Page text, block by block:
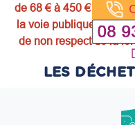
de 68 € à 450 € voire
la voie publique. La
de non respect de la
LES